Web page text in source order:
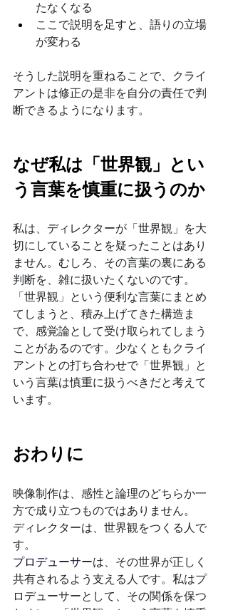
たなくなる
ここで説明を足すと、語りの立場
が変わる
そうした説明を重ねることで、クライ
アントは修正の是非を自分の責任で判
断できるようになります。
なぜ私は「世界観」とい
う言葉を慎重に扱うのか
私は、ディレクターが「世界観」を大
切にしていることを疑ったことはあり
ません。むしろ、その言葉の裏にある
判断を、雑に扱いたくないのです。
「世界観」という便利な言葉にまとめ
てしまうと、積み上げてきた構造ま
で、感覚論として受け取られてしまう
ことがあるのです。少なくともクライ
アントとの打ち合わせで「世界観」と
いう言葉は慎重に扱うべきだと考えて
います。
おわりに
映像制作は、感性と論理のどちらか一
方で成り立つものではありません。
ディレクターは、世界観をつくる人で
す。
プロデューサーは、その世界が正しく
共有されるよう支える人です。私はプ
ロデューサーとして、その関係を保つ